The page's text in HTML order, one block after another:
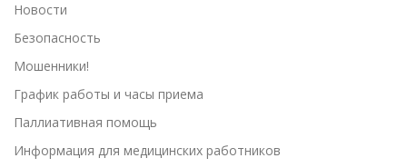
Новости
Безопасность
Мошенники!
График работы и часы приема
Паллиативная помощь
Информация для медицинских работников